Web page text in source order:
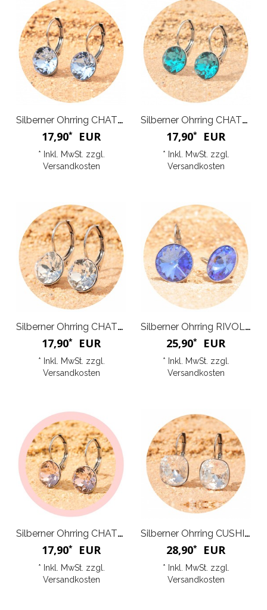
Silberner Ohrring CHATON
17,90* EUR
* Inkl. MwSt. zzgl.
Versandkosten
Silberner Ohrring CHATON
17,90* EUR
* Inkl. MwSt. zzgl.
Versandkosten
Silberner Ohrring CHATON
17,90* EUR
* Inkl. MwSt. zzgl.
Versandkosten
Silberner Ohrring RIVOLI G
25,90* EUR
* Inkl. MwSt. zzgl.
Versandkosten
Silberner Ohrring CHATON
17,90* EUR
* Inkl. MwSt. zzgl.
Versandkosten
Silberner Ohrring CUSHION
28,90* EUR
* Inkl. MwSt. zzgl.
Versandkosten